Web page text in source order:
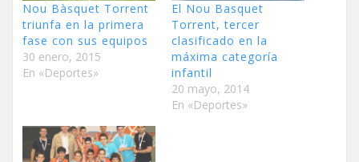
Nou Bàsquet Torrent
triunfa en la primera
fase con sus equipos
30 enero, 2015
En «Deportes»
El Nou Basquet
Torrent, tercer
clasificado en la
máxima categoría
infantil
20 mayo, 2014
En «Deportes»